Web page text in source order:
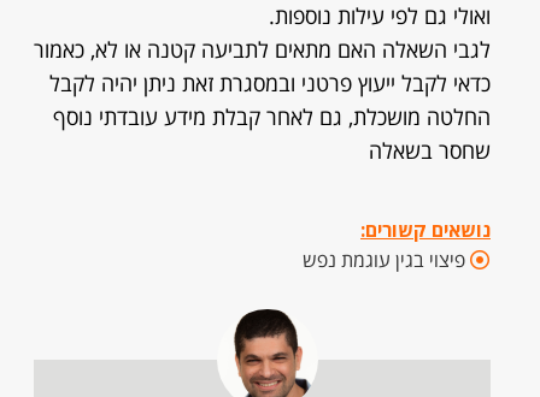
ואולי גם לפי עילות נוספות.
לגבי השאלה האם מתאים לתביעה קטנה או לא, כאמור
כדאי לקבל ייעוץ פרטני ובמסגרת זאת ניתן יהיה לקבל
החלטה מושכלת, גם לאחר קבלת מידע עובדתי נוסף
שחסר בשאלה
נושאים קשורים:
פיצוי בגין עוגמת נפש